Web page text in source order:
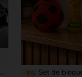
1288 piezas Edición Limitada Juego de Bloques de Construcción de Superauto Negro, Modelo de Maletero y Motor con Tema de Película, Diseño de Motor Realista, Estructura Resistente, Adecuado para Coleccionistas Adultos y Adolescentes, Decoración del Hogar/Oficina, Regalo de Cumpleaños/San Valentín/Navidad/Año Nuevo/Pascua -8% Set de bloques de construcción en miniatura del trofeo de la Copa del Mundo de la FIFA, modelo de fútbol rojo y blanco, adorno de